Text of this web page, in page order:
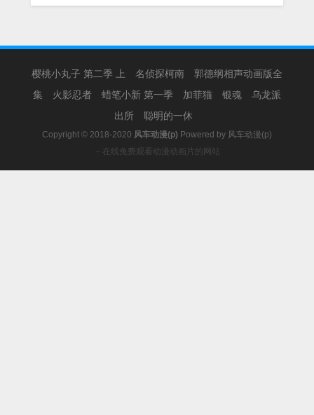
樱桃小丸子 第二季 上 名侦探柯南
郭德纲相声动画版全
集
火影忍者 蜡笔小新 第一季 加菲猫 银魂
乌龙派
出所
聪明的一休
Copyright © 2018-2020 风车动漫(p) Powered by 风车动漫(p)
－在线免费观看动漫动画片的网站